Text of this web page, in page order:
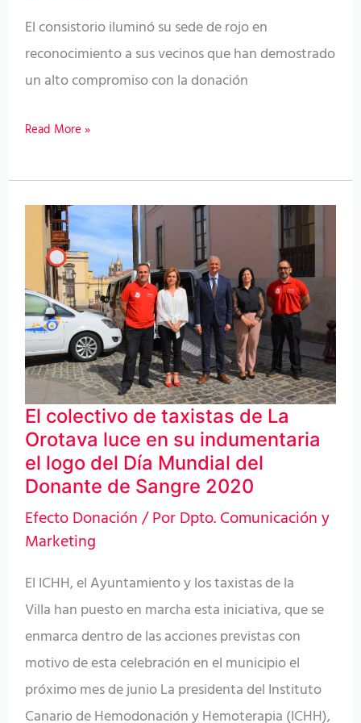
El consistorio iluminó su sede de rojo en
reconocimiento a sus vecinos que han demostrado
un alto compromiso con la donación
del
municipio
Read More »
El colectivo de taxistas de La
Orotava luce en su indumentaria
el logo del Día Mundial del
Donante de Sangre 2020
Efecto Donación/ PorDpto. Comunicación y
Marketing
El ICHH, el Ayuntamiento y los taxistas de la
Villa han puesto en marcha esta iniciativa, que se
enmarca dentro de las acciones previstas con
motivo de esta celebración en el municipio el
próximo mes de junio La presidenta del Instituto
Canario de Hemodonación y Hemoterapia (ICHH),
colectivo
taxistas
de
La
Orotava
luce
en
su
indumentaria
el
logo
Día
Mundial
del
Donante
de